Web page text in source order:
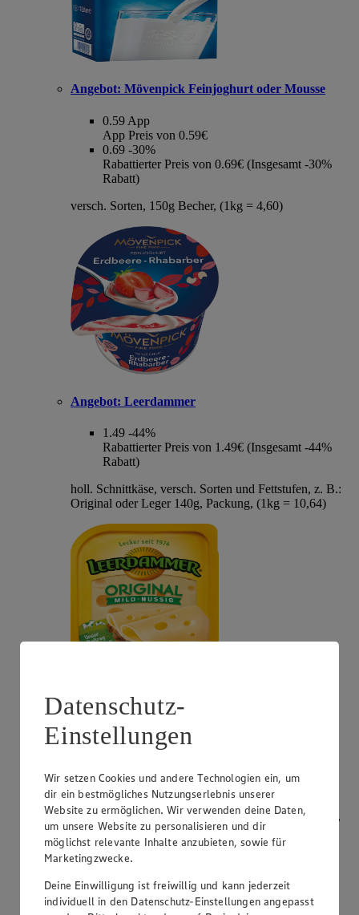
Angebot: Mövenpick Feinjoghurt oder Mousse
0.59 App
App Preis von 0.59€
0.69 -30%
Rabattierter Preis von 0.69€ (Insgesamt -30%
Rabatt)
versch. Sorten, 150g Becher, (1kg = 4,60)
Angebot: Leerdammer
1.49 -44%
Rabattierter Preis von 1.49€ (Insgesamt -44%
Rabatt)
holl. Schnittkäse, versch. Sorten und Fettstufen, z. B.:
Original oder Leger 140g, Packung, (1kg = 10,64)
Angebot: Bresso
0.99 App
App Preis von 0.99€
Rabattierter Preis von 1.11€ (Insgesamt -53%
Rabatt)
Frischkäsezubereitung, versch. Sorten und Fettstufen,
120/150g Packung/Becher, (1kg = 9,25/7,40)
Datenschutz-
Einstellungen
Wir setzen Cookies und andere Technologien ein, um
dir ein bestmögliches Nutzungserlebnis unserer
Website zu ermöglichen. Wir verwenden deine Daten,
um unsere Website zu personalisieren und dir
möglichst relevante Inhalte anzubieten, sowie für
Marketingzwecke.
Deine Einwilligung ist freiwillig und kann jederzeit
individuell in den Datenschutz-Einstellungen angepasst